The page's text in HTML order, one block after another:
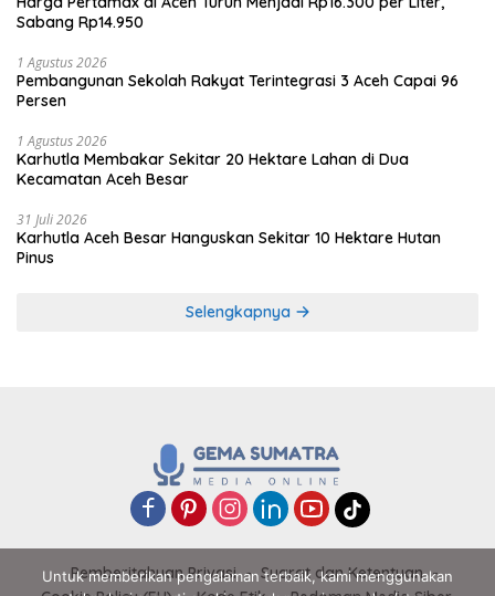
Sabang Rp14.950
1 Agustus 2026
Pembangunan Sekolah Rakyat Terintegrasi 3 Aceh Capai 96
Persen
1 Agustus 2026
Karhutla Membakar Sekitar 20 Hektare Lahan di Dua
Kecamatan Aceh Besar
31 Juli 2026
Karhutla Aceh Besar Hanguskan Sekitar 10 Hektare Hutan
Pinus
Selengkapnya
Pemberitahuan Privasi
Syarat dan Ketentuan
Untuk memberikan pengalaman terbaik, kami menggunakan